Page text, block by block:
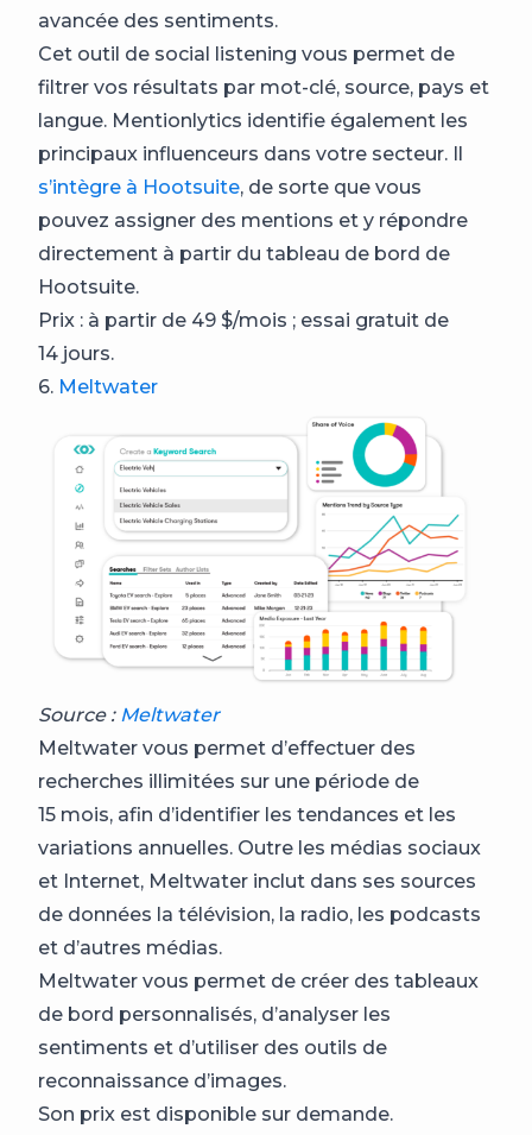
avancée des sentiments.
Cet outil de social listening vous permet de
filtrer vos résultats par mot-clé, source, pays et
langue. Mentionlytics identifie également les
principaux influenceurs dans votre secteur. Il
s’intègre à Hootsuite, de sorte que vous
pouvez assigner des mentions et y répondre
directement à partir du tableau de bord de
Hootsuite.
Prix : à partir de 49 $/mois ; essai gratuit de
14 jours.
6. Meltwater
Source :Meltwater
Meltwater vous permet d’effectuer des
recherches illimitées sur une période de
15 mois, afin d’identifier les tendances et les
variations annuelles. Outre les médias sociaux
et Internet, Meltwater inclut dans ses sources
de données la télévision, la radio, les podcasts
et d’autres médias.
Meltwater vous permet de créer des tableaux
de bord personnalisés, d’analyser les
sentiments et d’utiliser des outils de
reconnaissance d’images.
Son prix est disponible sur demande.